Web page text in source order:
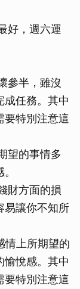
好，週六運
參半，雖沒
成任務。其中
要特別注意這
望的事情多
財方面的損
易讓你不知所
情上所期望的
愉悅感。其中
要特別注意這